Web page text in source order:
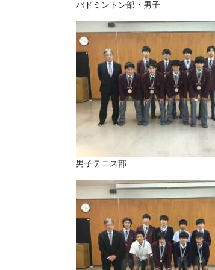
バドミントン部・男子
男子テニス部